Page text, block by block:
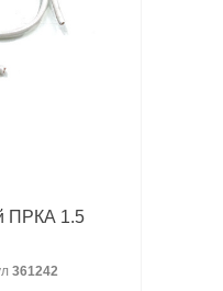
ПРКА 1.5
361242